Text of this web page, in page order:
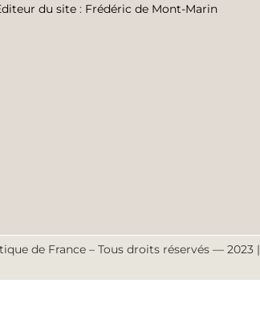
du site: Frédéric de Mont-Marin
de France – Tous droits réservés — 2023 |